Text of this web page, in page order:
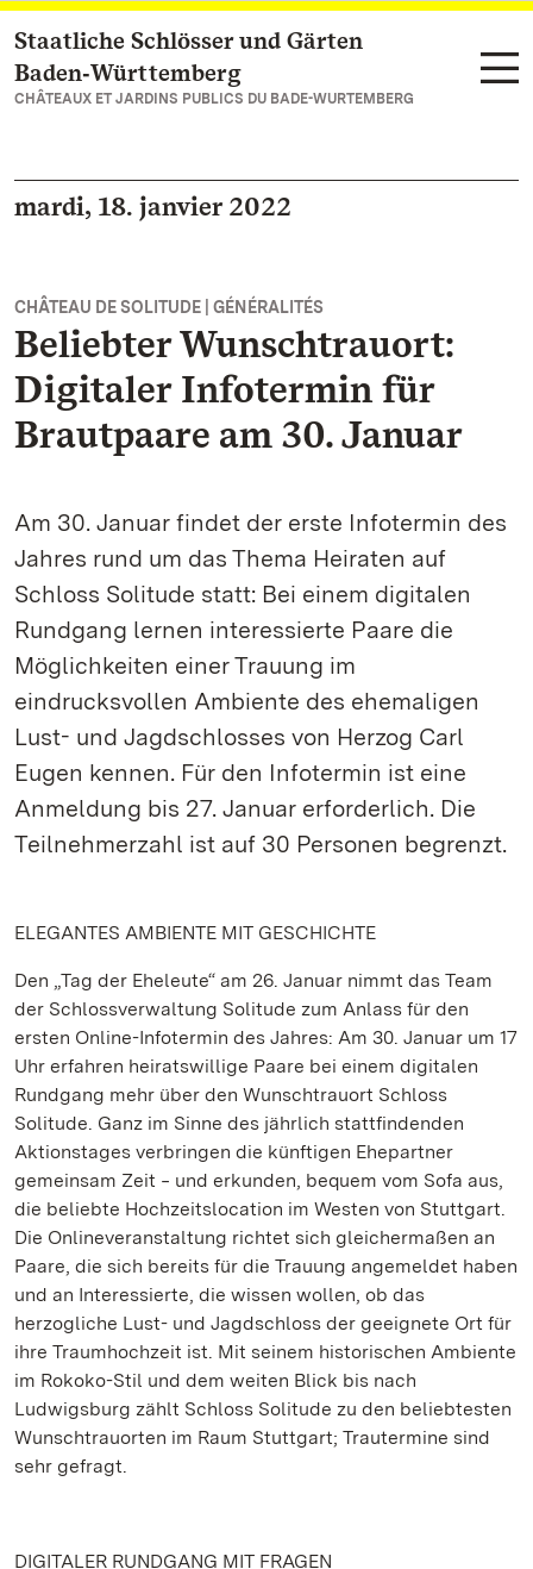
Vers la page d’accueil
Staatliche Schlösser und Gärten
Baden‑Württemberg
CHÂTEAUX ET JARDINS PUBLICS DU BADE-WURTEMBERG
mardi, 18. janvier 2022
CHÂTEAU DE SOLITUDE | GÉNÉRALITÉS
Beliebter Wunschtrauort:
Digitaler Infotermin für
Brautpaare am 30. Januar
Am 30. Januar findet der erste Infotermin des
Jahres rund um das Thema Heiraten auf
Schloss Solitude statt: Bei einem digitalen
Rundgang lernen interessierte Paare die
Möglichkeiten einer Trauung im
eindrucksvollen Ambiente des ehemaligen
Lust- und Jagdschlosses von Herzog Carl
Eugen kennen. Für den Infotermin ist eine
Anmeldung bis 27. Januar erforderlich. Die
Teilnehmerzahl ist auf 30 Personen begrenzt.
ELEGANTES AMBIENTE MIT GESCHICHTE
Den „Tag der Eheleute“ am 26. Januar nimmt das Team
der Schlossverwaltung Solitude zum Anlass für den
ersten Online-Infotermin des Jahres: Am 30. Januar um 17
Uhr erfahren heiratswillige Paare bei einem digitalen
Rundgang mehr über den Wunschtrauort Schloss
Solitude. Ganz im Sinne des jährlich stattfindenden
Aktionstages verbringen die künftigen Ehepartner
gemeinsam Zeit ‒ und erkunden, bequem vom Sofa aus,
die beliebte Hochzeitslocation im Westen von Stuttgart.
Die Onlineveranstaltung richtet sich gleichermaßen an
Paare, die sich bereits für die Trauung angemeldet haben
und an Interessierte, die wissen wollen, ob das
herzogliche Lust- und Jagdschloss der geeignete Ort für
ihre Traumhochzeit ist. Mit seinem historischen Ambiente
im Rokoko-Stil und dem weiten Blick bis nach
Ludwigsburg zählt Schloss Solitude zu den beliebtesten
Wunschtrauorten im Raum Stuttgart; Trautermine sind
sehr gefragt.
DIGITALER RUNDGANG MIT FRAGEN